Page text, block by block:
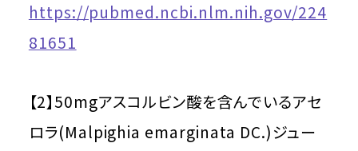
https://pubmed.ncbi.nlm.nih.gov/224
81651
【2】50mgアスコルビン酸を含んでいるアセ
ロラ(Malpighia emarginata DC.)ジュー